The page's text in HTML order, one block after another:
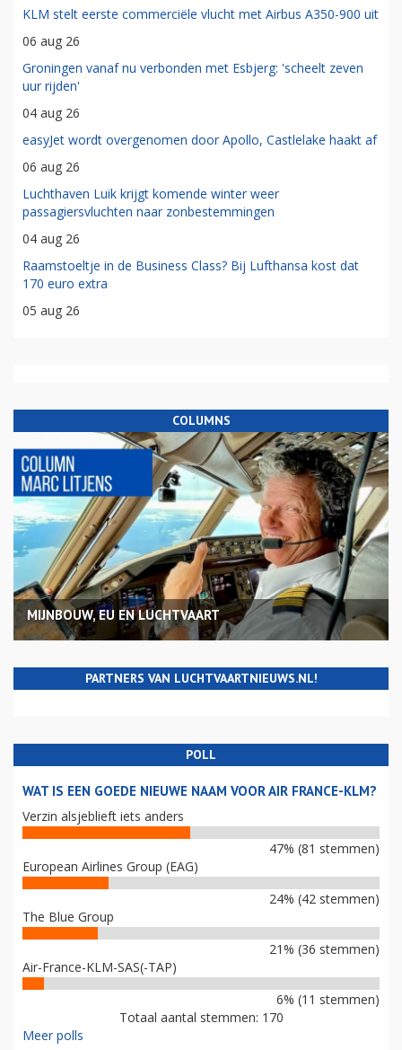
KLM stelt eerste commerciële vlucht met Airbus A350-900 uit
06 aug 26
Groningen vanaf nu verbonden met Esbjerg: 'scheelt zeven
uur rijden'
04 aug 26
easyJet wordt overgenomen door Apollo, Castlelake haakt af
06 aug 26
Luchthaven Luik krijgt komende winter weer
passagiersvluchten naar zonbestemmingen
04 aug 26
Raamstoeltje in de Business Class? Bij Lufthansa kost dat
170 euro extra
05 aug 26
COLUMNS
MIJNBOUW, EU EN LUCHTVAART
PARTNERS VAN LUCHTVAARTNIEUWS.NL!
POLL
WAT IS EEN GOEDE NIEUWE NAAM VOOR AIR FRANCE-KLM?
Verzin alsjeblieft iets anders
47% (81 stemmen)
European Airlines Group (EAG)
24% (42 stemmen)
The Blue Group
21% (36 stemmen)
Air-France-KLM-SAS(-TAP)
6% (11 stemmen)
Totaal aantal stemmen: 170
Meer polls